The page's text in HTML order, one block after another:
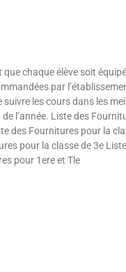
chaque élève soit
par
les cours dans les
l’année. Liste des
des Fournitures pour la
pour la classe de 3e
pour 1ere et Tle